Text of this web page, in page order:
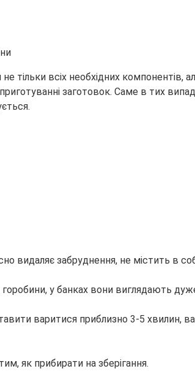
всіх необхідних компонентів,
заготовок. Саме в тих
забруднення, не містить в
у банках вони виглядають
варитися приблизно 3-5
як прибирати на зберігання.